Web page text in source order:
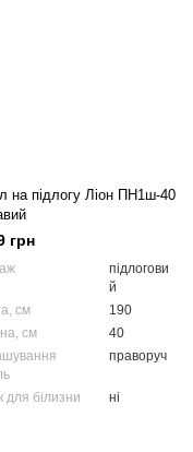
на підлогу Ліон ПН1ш-40
грн
підлогови
й
см
190
см
40
праворуч
для білизни ні